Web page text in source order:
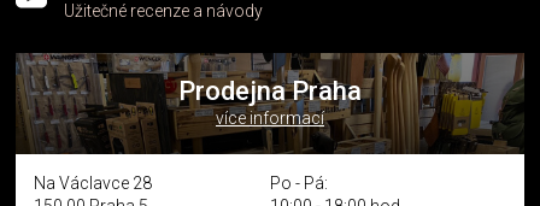
Užitečné recenze a návody
Prodejna Praha
více informací
Na Václavce 28
Po - Pá: